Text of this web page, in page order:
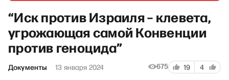
“Иск против Израиля – клевета,
угрожающая самой Конвенции
против геноцида”
Документы 13 января 2024 675 19 4